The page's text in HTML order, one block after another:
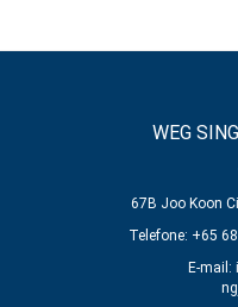
WEG
67B Joo Koon
Telefone: +65
E-mail: